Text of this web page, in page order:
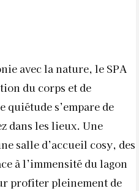
proposée par La Crique
méditation et de yoga
Des retraites yoga et des
curistes un véritable
vers l’harmonie
spirituel est